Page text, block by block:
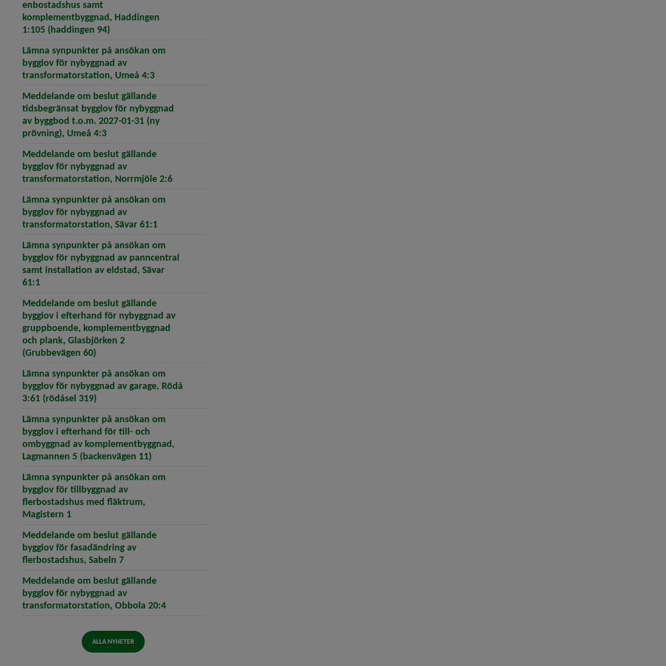
enbostadshus samt
komplementbyggnad, Haddingen
1:105 (haddingen 94)
Lämna synpunkter på ansökan om
bygglov för nybyggnad av
transformatorstation, Umeå 4:3(öppnar artikeln Lämna synpunkter på ansökan om bygglov för nybyggnad av transformatorstation, Umeå 4:3)
Meddelande om beslut gällande
tidsbegränsat bygglov för nybyggnad
av byggbod t.o.m. 2027-01-31 (ny
prövning), Umeå 4:3(öppnar artikeln Meddelande om beslut gällande tidsbegränsat bygglov för nybyggnad av byggbod t.o.m. 2027-01-31 (ny prövning),
Meddelande om beslut gällande
bygglov för nybyggnad av
transformatorstation, Norrmjöle 2:6(öppnar artikeln Meddelande om beslut gällande bygglov för nybyggnad av transformatorstation, Norrmjöle 2:6)
Lämna synpunkter på ansökan om
bygglov för nybyggnad av
transformatorstation, Sävar 61:1(öppnar artikeln Lämna synpunkter på ansökan om bygglov för nybyggnad av transformatorstation, Sävar 61:1)
Lämna synpunkter på ansökan om
bygglov för nybyggnad av panncentral
samt installation av eldstad, Sävar
61:1(öppnar artikeln Lämna synpunkter på ansökan om bygglov för nybyggnad av panncentral samt installation av eldstad, Sävar 61:1)
Meddelande om beslut gällande
bygglov i efterhand för nybyggnad av
gruppboende, komplementbyggnad
och plank, Glasbjörken 2
(Grubbevägen 60)
Lämna synpunkter på ansökan om
bygglov för nybyggnad av garage, Rödå
3:61 (rödåsel 319)
Lämna synpunkter på ansökan om
bygglov i efterhand för till- och
ombyggnad av komplementbyggnad,
Lagmannen 5 (backenvägen 11)
Lämna synpunkter på ansökan om
bygglov för tillbyggnad av
flerbostadshus med fläktrum,
Magistern 1(öppnar artikeln Lämna synpunkter på ansökan om bygglov för tillbyggnad av flerbostadshus med fläktrum, Magistern 1)
Meddelande om beslut gällande
bygglov för fasadändring av
flerbostadshus, Sabeln 7(öppnar artikeln Meddelande om beslut gällande bygglov för fasadändring av flerbostadshus, Sabeln 7)
Meddelande om beslut gällande
bygglov för nybyggnad av
transformatorstation, Obbola 20:4(öppnar artikeln Meddelande om beslut gällande bygglov för nybyggnad av transformatorstation, Obbola 20:4)
ALLA NYHETER